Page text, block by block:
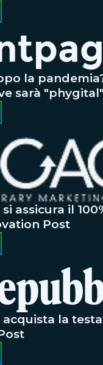
la
sarà "phygital"
si assicura il
Post
acquista la